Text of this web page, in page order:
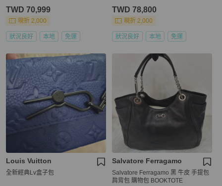
TWD 70,999
現折 2,000
狀況良好 本地 免運
TWD 78,800
現折 2,000
狀況良好 本地 免運
Louis Vuitton
全新經典Lv盒子包
Salvatore Ferragamo
Salvatore Ferragamo 黑 牛皮 手提包
肩背包 購物包 BOOKTOTE